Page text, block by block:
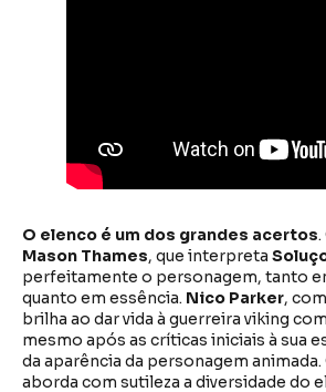
O elenco é um dos grandes acertos
Mason Thames, que interpreta
perfeitamente o personagem, tanto
quanto em essência. Nico Parker,
brilha ao dar vida à guerreira viking
mesmo após as críticas iniciais à sua
da aparência da personagem animada.
aborda com sutileza a diversidade do